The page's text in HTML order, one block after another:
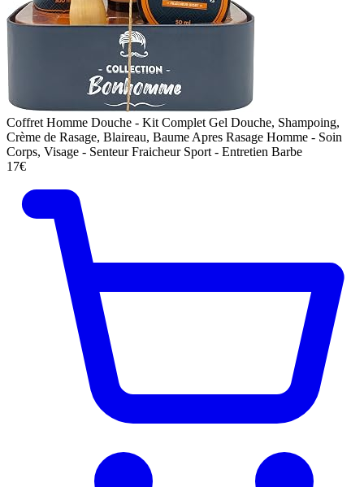
Coffret Homme Douche - Kit Complet Gel Douche, Shampoing,
Crème de Rasage, Blaireau, Baume Apres Rasage Homme - Soin
Corps, Visage - Senteur Fraicheur Sport - Entretien Barbe
17€